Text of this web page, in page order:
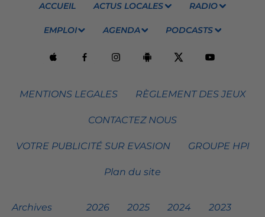
ACCUEIL ACTUS LOCALES RADIO
EMPLOI AGENDA PODCASTS
MENTIONS LEGALES RÈGLEMENT DES JEUX
CONTACTEZ NOUS
VOTRE PUBLICITÉ SUR EVASION GROUPE HPI
Plan du site
Archives 2026 2025 2024 2023